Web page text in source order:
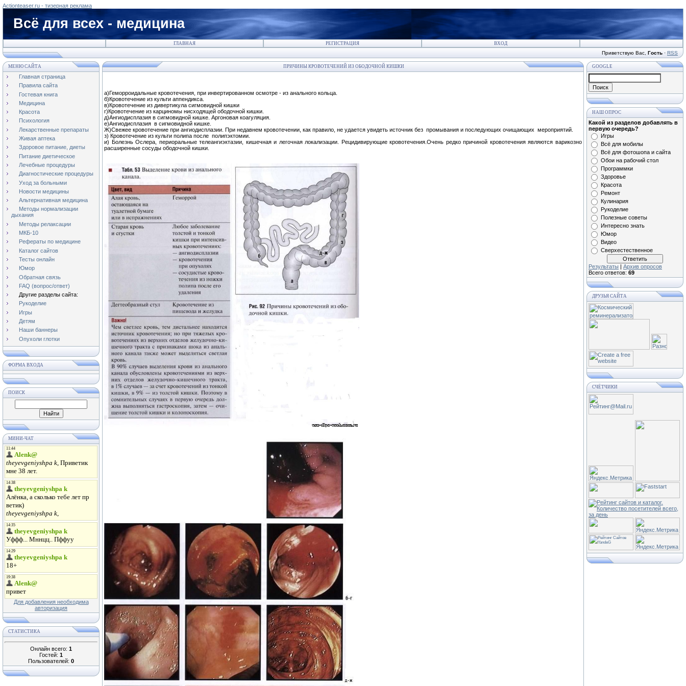
Actionteaser.ru - тизерная реклама
Всё для всех - медицина
ГЛАВНАЯ РЕГИСТРАЦИЯ ВХОД
Приветствую Вас Гость · RSS
МЕНЮ САЙТА
Главная страница
Правила сайта
Гостевая книга
Медицина
Красота
Психология
Лекарственные препараты
Живая аптека
Здоровое питание, диеты
Питание диетическое
Лечебные процедуры
Диагностические процедуры
Уход за больными
Новости медицины
Альтернативная медицина
Методы нормализации
дыхания
Методы релаксации
МКБ-10
Рефераты по медицине
Каталог сайтов
Тесты онлайн
Юмор
Обратная связь
FAQ (вопрос/ответ)
Другие разделы сайта:
Рукоделие
Игры
Детям
Наши баннеры
Опухоли глотки
ФОРМА ВХОДА
ПОИСК
МИНИ-ЧАТ
Для добавления необходима
авторизация
СТАТИСТИКА
Онлайн всего: 1
Гостей: 1
Пользователей: 0
ПРИЧИНЫ КРОВОТЕЧЕНИЙ ИЗ ОБОДОЧНОЙ КИШКИ
а)Геморроидальные кровотечения, при инвертированном осмотре - из анального кольца.
б)Кровотечение из культи аппендикса.
в)Кровотечение из дивертикула сигмовидной кишки
г)Кровотечение из карциномы нисходящей ободочной кишки.
д)Ангиодисплазия в сигмовидной кишке. Аргоновая коагуляция.
е)Ангиодисплазия в сигмовидной кишке.
Ж)Свежее кровотечение при ангиодисплазии. При недавнем кровотечении, как правило, не удается увидеть источник без промывания и последующих очищающих мероприятий.
з) Кровотечение из культи полипа после полипэктомии.
и) Болезнь Ослера, периоральные телеангиэктазии, кишечная и легочная локали­зации. Рецидивирующие кровотечения.Очень редко причиной кровотечения яв­ляются варикозно
расширенные сосуды ободочной кишки.
GOOGLE
НАШ ОПРОС
Какой из разделов добавлять в
первую очередь?
Игры
Всё для мобилы
Всё для фотошопа и сайта
Обои на рабочий стол
Программки
Здоровье
Красота
Ремонт
Кулинария
Рукоделие
Полезные советы
Интересно знать
Юмор
Видео
Сверхестественное
Результаты | Архив опросов
Всего ответов: 69
ДРУЗЬЯ САЙТА
СЧЁТЧИКИ